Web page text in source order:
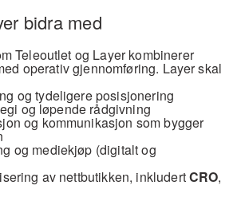
bidra med
Teleoutlet og Layer kombinerer
operativ gjennomføring. Layer skal
og tydeligere posisjonering
og løpende rådgivning
og kommunikasjon som bygger
og mediekjøp (digitalt og
av nettbutikken, inkludert CRO